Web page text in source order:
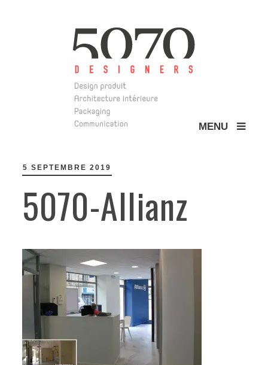
MENU
5 SEPTEMBRE 2019
5070-Allianz